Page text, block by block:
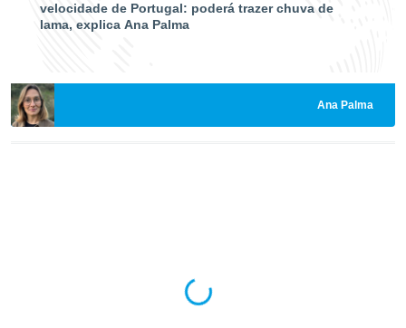
velocidade de Portugal: poderá trazer chuva de
lama, explica Ana Palma
Ana Palma